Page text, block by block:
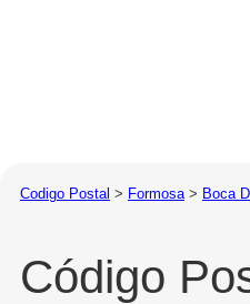
Codigo Postal > Formosa > Boca
Código